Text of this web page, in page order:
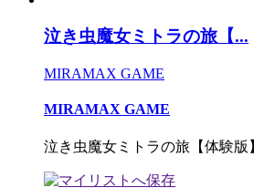
泣き虫魔女ミトラの旅【...
MIRAMAX GAME
MIRAMAX GAME
泣き虫魔女ミトラの旅【体験版】